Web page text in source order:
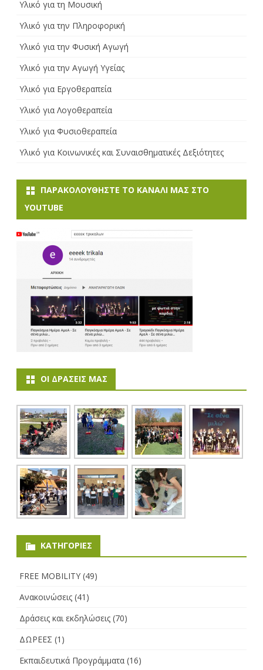
Υλικό για τη Μουσική
Υλικό για την Πληροφορική
Υλικό για την Φυσική Αγωγή
Υλικό για την Αγωγή Υγείας
Υλικό για Εργοθεραπεία
Υλικό για Λογοθεραπεία
Υλικό για Φυσιοθεραπεία
Υλικό για Κοινωνικές και Συναισθηματικές Δεξιότητες
ΠΑΡΑΚΟΛΟΥΘΉΣΤΕ ΤΟ ΚΑΝΆΛI ΜΑΣ ΣΤΟ
YOUTUBE
ΟΙ ΔΡΆΣΕΙΣ ΜΑΣ
KΑΤΗΓΟΡΊΕΣ
FREE MOBILITY (49)
Ανακοινώσεις (41)
Δράσεις και εκδηλώσεις (70)
ΔΩΡΕΕΣ (1)
Εκπαιδευτικά Προγράμματα (16)